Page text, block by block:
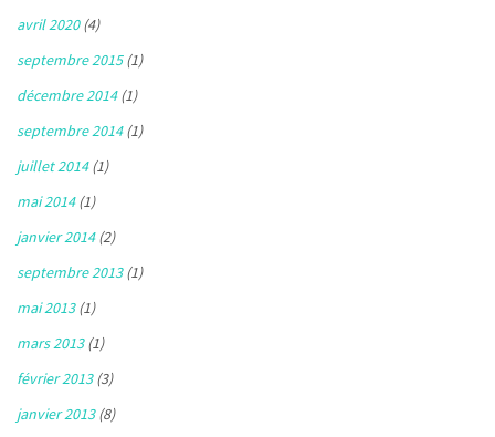
avril 2020(4)
septembre 2015(1)
décembre 2014(1)
septembre 2014(1)
juillet 2014(1)
mai 2014(1)
janvier 2014(2)
septembre 2013(1)
mai 2013(1)
mars 2013(1)
février 2013(3)
janvier 2013(8)